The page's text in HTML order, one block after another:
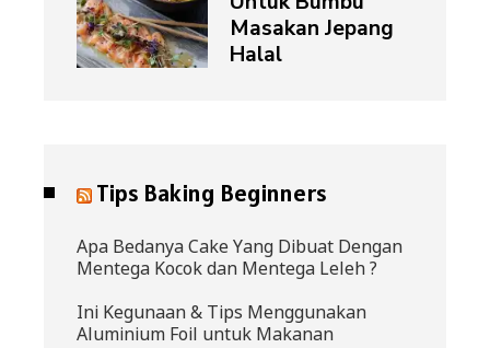
Masakan Jepang
Halal
Tips Baking Beginners
Apa Bedanya Cake Yang Dibuat Dengan
Mentega Kocok dan Mentega Leleh ?
Ini Kegunaan & Tips Menggunakan
Aluminium Foil untuk Makanan